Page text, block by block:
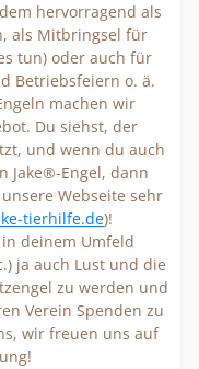
hervorragend als
als Mitbringsel für
tun) oder auch für
Betriebsfeiern o. ä.
machen wir
Du siehst, der
und wenn du auch
Jake®-Engel, dann
Webseite sehr
tierhilfe.de)!
deinem Umfeld
ja auch Lust und die
zu werden und
Verein Spenden zu
wir freuen uns auf